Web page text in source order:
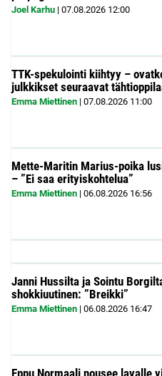
Joel Karhu | 07.08.2026 12:00
TTK-spekulointi kiihtyy –
julkkikset seuraavat
Emma Miettinen | 07.08.2026 11:00
Mette-Maritin Marius-poika
– ”Ei saa erityiskohtelua”
Emma Miettinen | 06.08.2026 16:56
Janni Hussilta ja Sointu
shokkiuutinen: ”Breikki”
Emma Miettinen | 06.08.2026 16:47